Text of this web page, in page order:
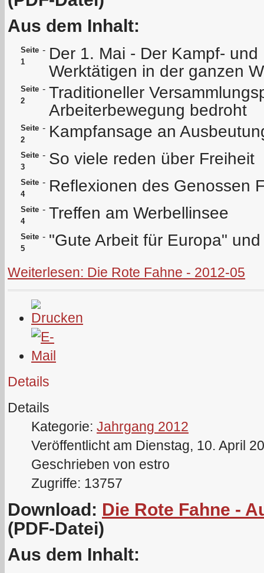
Aus dem Inhalt:
Seite
1
- Der 1. Mai - Der Kampf-
Werktätigen in der ganzen
Seite
2
- Traditioneller
Arbeiterbewegung bedroht
Seite
2
- Kampfansage an
Seite
3
- So viele reden über Freiheit
Seite
4
- Reflexionen des Genossen
Seite
4
- Treffen am Werbellinsee
Seite
5
- "Gute Arbeit für Europa"
Weiterlesen: Die Rote Fahne - 2012-05
Details
Details
Kategorie: Jahrgang 2012
Veröffentlicht am Dienstag, 10. April
Geschrieben von estro
Zugriffe: 13757
Download: Die Rote Fahne -
(PDF-Datei)
Aus dem Inhalt: